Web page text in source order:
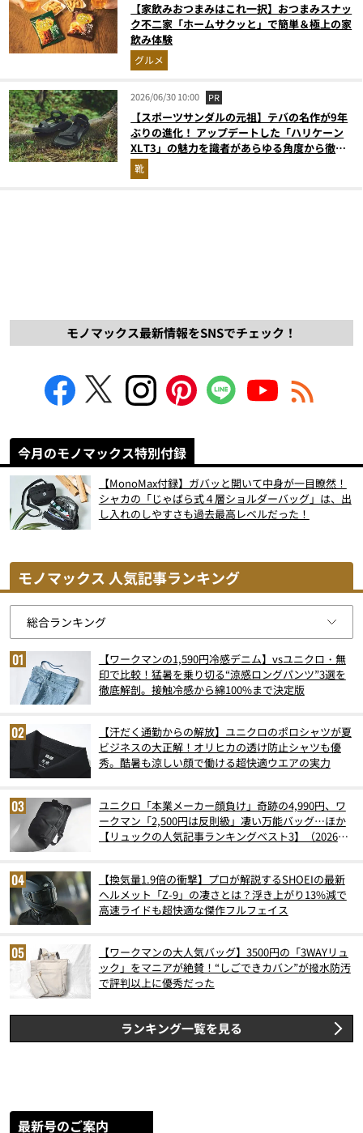
【家飲みおつまみはこれ一択】おつまみスナッ
ク不二家「ホームサクッと」で簡単＆極上の家
飲み体験
グルメ
2026/06/30 10:00 PR
【スポーツサンダルの元祖】テバの名作が9年
ぶりの進化！ アップデートした「ハリケーン
XLT3」の魅力を識者があらゆる角度から徹底
解説！
靴
モノマックス最新情報をSNSでチェック！
今月のモノマックス特別付録
【MonoMax付録】ガバッと開いて中身が一目瞭然！
シャカの「じゃばら式４層ショルダーバッグ」は、出
し入れのしやすさも過去最高レベルだった！
モノマックス 人気記事ランキング
【ワークマンの1,590円冷感デニム】vsユニクロ・無
印で比較！猛暑を乗り切る“涼感ロングパンツ”3選を
徹底解剖。接触冷感から綿100%まで決定版
【汗だく通勤からの解放】ユニクロのポロシャツが夏
ビジネスの大正解！オリヒカの透け防止シャツも優
秀。酷暑も涼しい顔で働ける超快適ウエアの実力
ユニクロ「本業メーカー顔負け」奇跡の4,990円、ワ
ークマン「2,500円は反則級」凄い万能バッグ…ほか
【リュックの人気記事ランキングベスト3】（2026年
【換気量1.9倍の衝撃】プロが解説するSHOEIの最新
ヘルメット「Z-9」の凄さとは？浮き上がり13%減で
高速ライドも超快適な傑作フルフェイス
【ワークマンの大人気バッグ】3500円の「3WAYリュ
ック」をマニアが絶賛！“しごできカバン”が撥水防汚
で評判以上に優秀だった
ランキング一覧を見る
最新号のご案内